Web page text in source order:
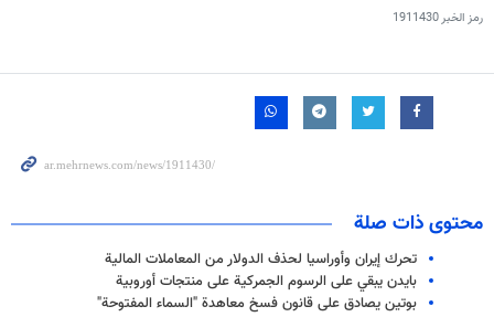
رمز الخبر1911430
محتوى ذات صلة
تحرك إيران وأوراسيا لحذف الدولار من المعاملات المالية
بايدن يبقي على الرسوم الجمركية على منتجات أوروبية
بوتين يصادق على قانون فسخ معاهدة "السماء المفتوحة"